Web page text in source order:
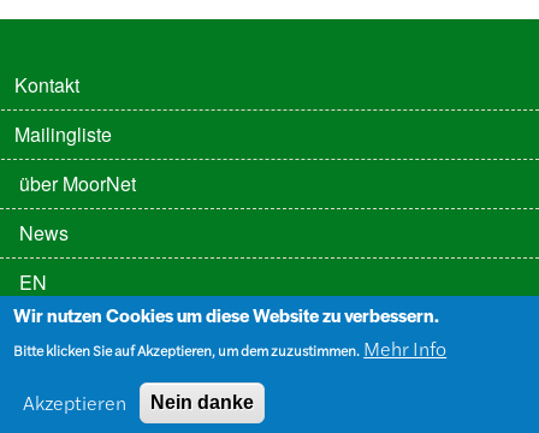
Kontakt
Mailingliste
FUSSZEILE 2
über MoorNet
News
EN
FUSSZEILE 3
Datenschutz
Wir nutzen Cookies um diese Website zu verbessern.
Bitte klicken Sie auf Akzeptieren, um dem zuzustimmen. Mehr Info
Akzeptieren
Nein danke